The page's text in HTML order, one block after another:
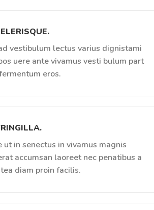
vestibulum lectus varius dignistami
uere ante vivamus vesti bulum part
eros.
ut in senectus in vivamus magnis
accumsan laoreet nec penatibus a
diam proin facilis.